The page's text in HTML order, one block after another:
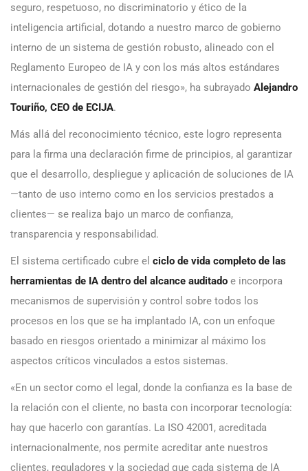
seguro, respetuoso, no discriminatorio y ético de la
inteligencia artificial, dotando a nuestro marco de gobierno
interno de un sistema de gestión robusto, alineado con el
Reglamento Europeo de IA y con los más altos estándares
internacionales de gestión del riesgo», ha subrayado Alejandro
Touriño, CEO de ECIJA.
Más allá del reconocimiento técnico, este logro representa
para la firma una declaración firme de principios, al garantizar
que el desarrollo, despliegue y aplicación de soluciones de IA
—tanto de uso interno como en los servicios prestados a
clientes— se realiza bajo un marco de confianza,
transparencia y responsabilidad.
El sistema certificado cubre el ciclo de vida completo de las
herramientas de IA dentro del alcance auditado e incorpora
mecanismos de supervisión y control sobre todos los
procesos en los que se ha implantado IA, con un enfoque
basado en riesgos orientado a minimizar al máximo los
aspectos críticos vinculados a estos sistemas.
«En un sector como el legal, donde la confianza es la base de
la relación con el cliente, no basta con incorporar tecnología:
hay que hacerlo con garantías. La ISO 42001, acreditada
internacionalmente, nos permite acreditar ante nuestros
clientes, reguladores y la sociedad que cada sistema de IA